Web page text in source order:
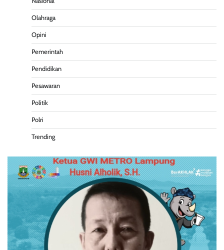
Olahraga
Opini
Pemerintah
Pendidikan
Pesawaran
Politik
Polri
Trending